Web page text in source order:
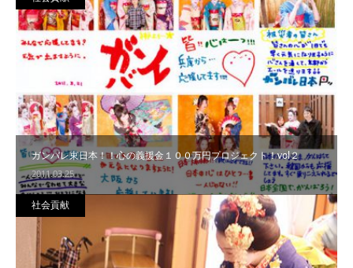
ガンバレ東日本！！心の義援金１００万円プロジェクト！vol２
2011.03.25
社会貢献